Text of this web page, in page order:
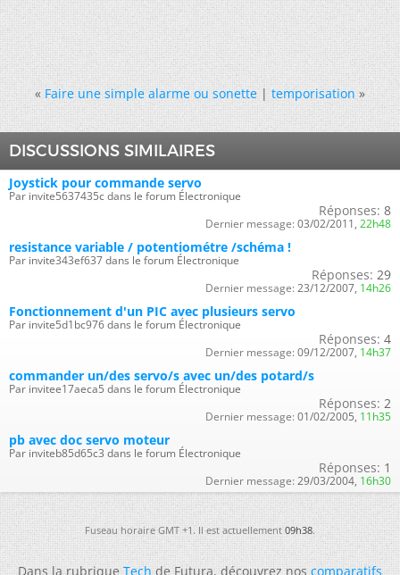
« Faire une simple alarme ou sonette|temporisation »
DISCUSSIONS SIMILAIRES
Joystick pour commande servo
Par invite5637435c dans le forum Électronique
Réponses: 8
Dernier message: 03/02/2011, 22h48
resistance variable / potentiométre /schéma !
Par invite343ef637 dans le forum Électronique
Réponses: 29
Dernier message: 23/12/2007, 14h26
Fonctionnement d'un PIC avec plusieurs servo
Par invite5d1bc976 dans le forum Électronique
Réponses: 4
Dernier message: 09/12/2007, 14h37
commander un/des servo/s avec un/des potard/s
Par invitee17aeca5 dans le forum Électronique
Réponses: 2
Dernier message: 01/02/2005, 11h35
pb avec doc servo moteur
Par inviteb85d65c3 dans le forum Électronique
Réponses: 1
Dernier message: 29/03/2004, 16h30
Fuseau horaire GMT +1. Il est actuellement09h38.
Dans la rubriqueTechde Futura, découvrez noscomparatifs